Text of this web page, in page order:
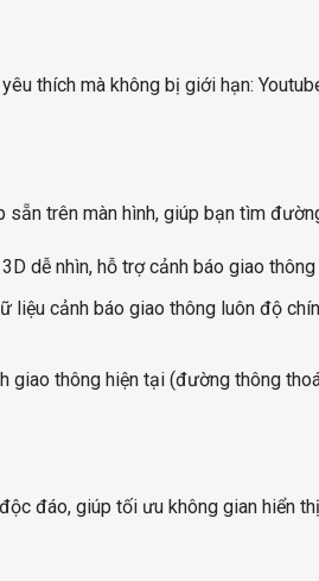
thích mà không bị giới hạn:
trên màn hình, giúp bạn tìm
dễ nhìn, hỗ trợ cảnh báo giao
liệu cảnh báo giao thông luôn độ
thông hiện tại (đường thông
đáo, giúp tối ưu không gian hiển